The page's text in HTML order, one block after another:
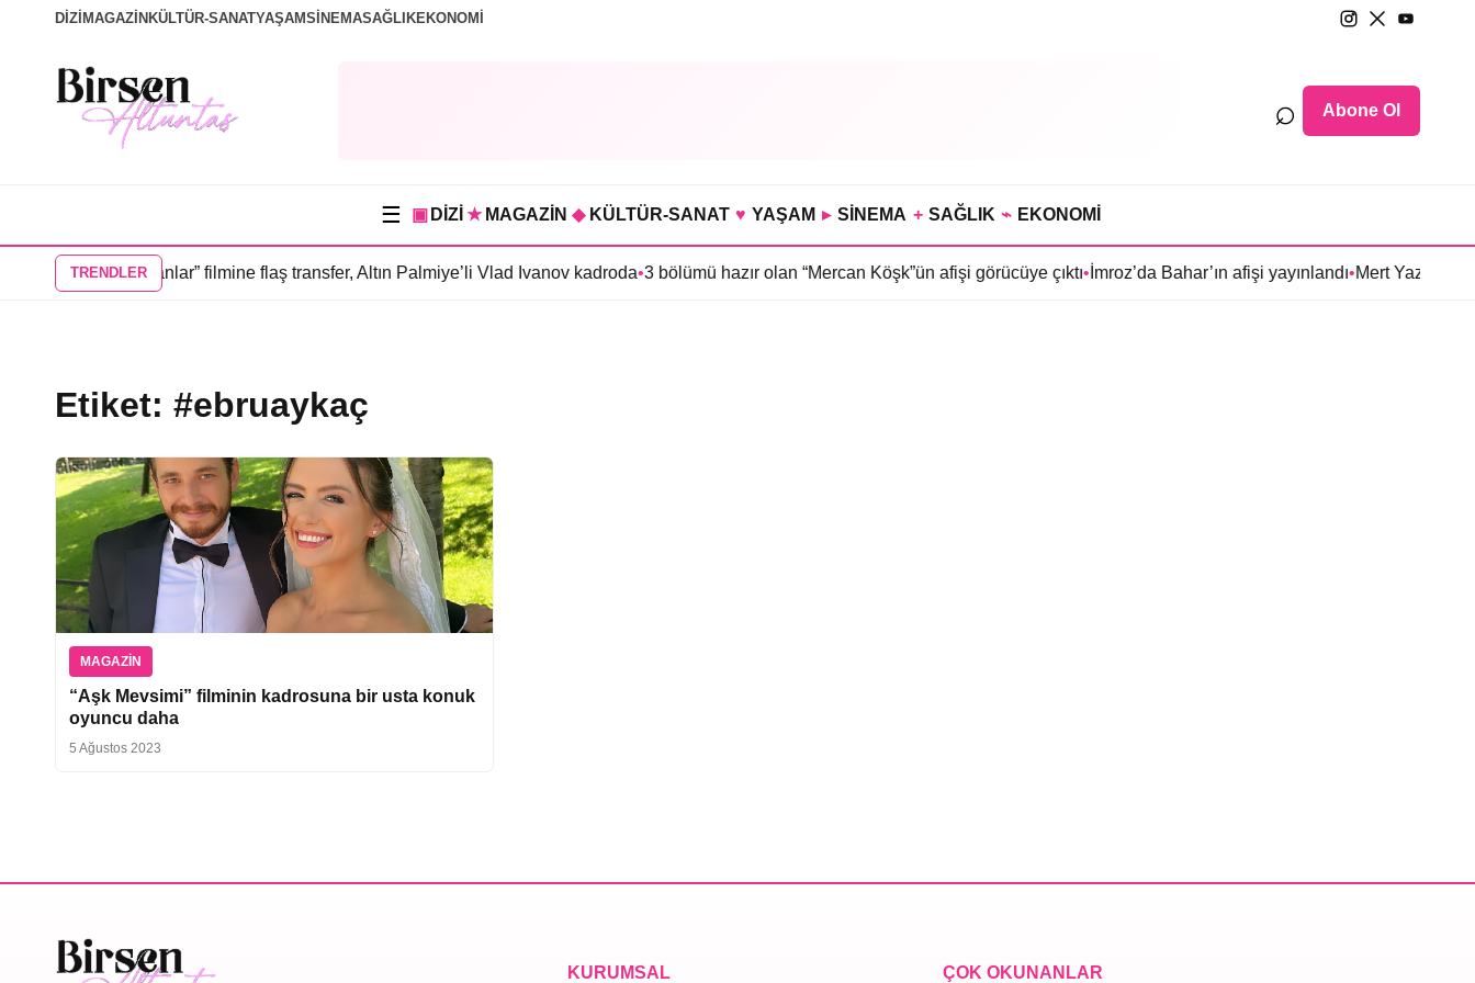
DİZİ MAGAZİN KÜLTÜR-SANATYAŞAMSİNEMASAĞLIKEKONOMİ
⌕ Abone Ol
☰ ▣ DİZİ ★ MAGAZİN ◆ KÜLTÜR-SANAT ♥ YAŞAM ▸ SİNEMA + SAĞLIK ⌁ EKONOMİ
TRENDLER
“Sevdiğim İnsanlar” filmine flaş transfer, Altın Palmiye’li Vlad Ivanov kadroda•3 bölümü hazır olan “Mercan Köşk”ün afişi görücüye çıktı•İmroz’da Bahar’ın afişi yayınlandı•Mert
Etiket: #ebruaykaç
MAGAZIN
“Aşk Mevsimi” filminin kadrosuna bir usta konuk
oyuncu daha
5 Ağustos 2023
KURUMSAL ÇOK OKUNANLAR